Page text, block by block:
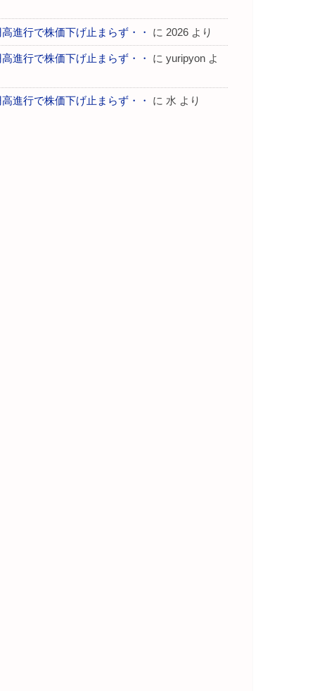
高進行で株価下げ止まらず・・ に 2026 より
高進行で株価下げ止まらず・・ に yuripyon よ
高進行で株価下げ止まらず・・ に 水 より